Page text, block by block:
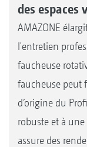
des espaces
AMAZONE
l'entretien
faucheuse
faucheuse peut
d’origine du
robuste et à
assure des